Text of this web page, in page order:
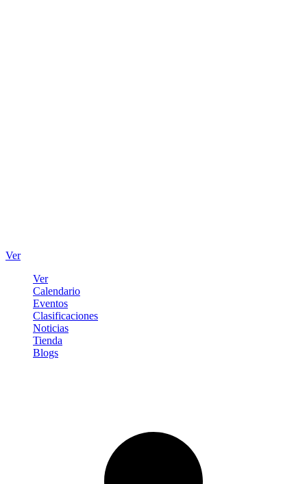
Ver
Ver
Calendario
Eventos
Clasificaciones
Noticias
Tienda
Blogs